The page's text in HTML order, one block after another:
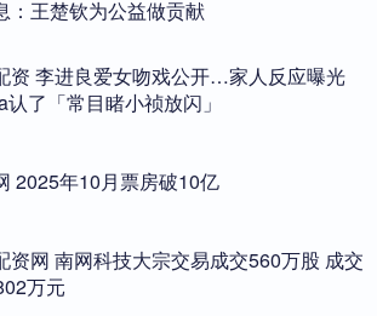
：王楚钦为公益做贡献
资 李进良爱女吻戏公开…家人反应曝光
认了「常目睹小祯放闪」
2025年10月票房破10亿
资网 南网科技大宗交易成交560万股 成交
万元